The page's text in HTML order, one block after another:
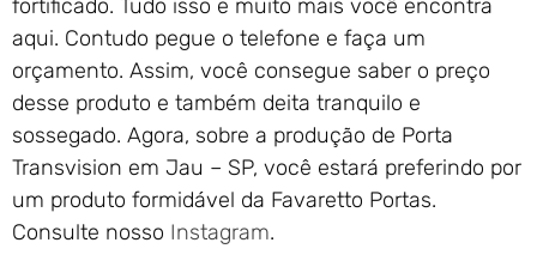
fortificado. Tudo isso e muito mais você encontra
aqui. Contudo pegue o telefone e faça um
orçamento. Assim, você consegue saber o preço
desse produto e também deita tranquilo e
sossegado. Agora, sobre a produção de Porta
Transvision em Jau – SP, você estará preferindo por
um produto formidável da Favaretto Portas.
Consulte nosso Instagram.